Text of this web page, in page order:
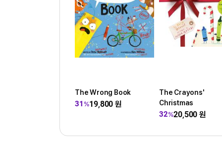
The Wrong Book
31 %19,800원
The Crayons'
Christmas
32%20,500원